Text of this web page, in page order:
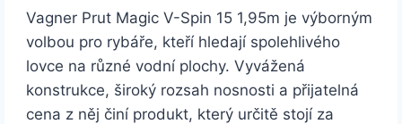
Vagner Prut Magic V-Spin 15 1,95m je výborným
volbou pro rybáře, kteří hledají spolehlivého
lovce na různé vodní plochy. Vyvážená
konstrukce, široký rozsah nosnosti a přijatelná
cena z něj činí produkt, který určitě stojí za